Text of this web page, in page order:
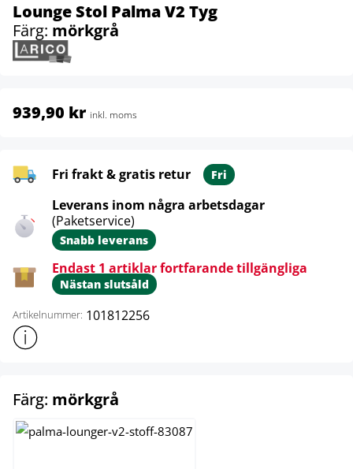
Lounge Stol Palma V2 Tyg
Färg: mörkgrå
939,90 kr inkl. moms
Fri frakt & gratis retur Fri
Leverans inom några arbetsdagar
(Paketservice)
Snabb leverans
Endast 1 artiklar fortfarande tillgängliga
Nästan slutsåld
Artikelnummer: 101812256
Visa mer produktinformation
Färg: mörkgrå